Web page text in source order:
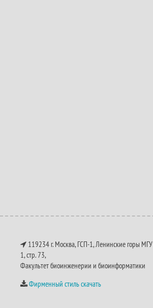
119234 г. Москва, ГСП-1, Ленинские горы МГУ
1, стр. 73,
Факультет биоинженерии и биоинформатики
Фирменный стиль скачать